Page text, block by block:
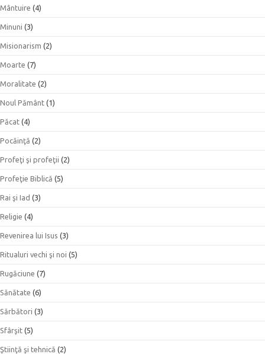
Mântuire (4)
Minuni (3)
Misionarism (2)
Moarte (7)
Moralitate (2)
Noul Pământ (1)
Păcat (4)
Pocăinţă (2)
Profeţi şi profeţii (2)
Profeţie Biblică (5)
Rai şi Iad (3)
Religie (4)
Revenirea lui Isus (3)
Ritualuri vechi şi noi (5)
Rugăciune (7)
Sănătate (6)
Sărbători (3)
Sfârşit (5)
Ştiinţă şi tehnică (2)